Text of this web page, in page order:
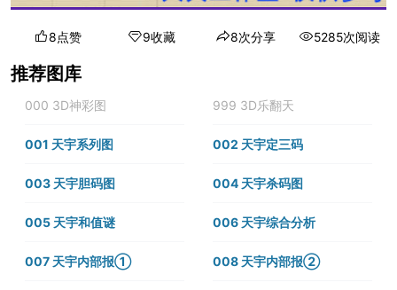
8点赞 9收藏 8次分享 5285次阅读
推荐图库
000 3D神彩图 999 3D乐翻天
001 天宇系列图 002 天宇定三码
003 天宇胆码图 004 天宇杀码图
005 天宇和值谜 006 天宇综合分析
007 天宇内部报① 008 天宇内部报②